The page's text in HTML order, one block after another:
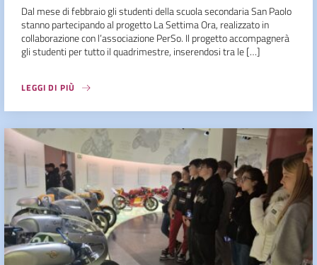
Dal mese di febbraio gli studenti della scuola secondaria San Paolo
stanno partecipando al progetto La Settima Ora, realizzato in
collaborazione con l’associazione PerSo. Il progetto accompagnerà
gli studenti per tutto il quadrimestre, inserendosi tra le […]
LEGGI DI PIÙ